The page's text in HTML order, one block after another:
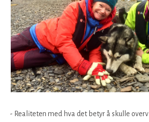
- Realiteten med hva det betyr å skulle